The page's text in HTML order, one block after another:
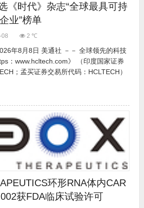
《时代》杂志“全球最具可持
业”榜单
08 2 ℃
年8月8日 美通社 －－ 全球领先的科技
：www.hcltech.com》 （印度国家证券
；孟买证券交易所代码：HCLTECH）
环形RNA体内CAR
获FDA临床试验许可